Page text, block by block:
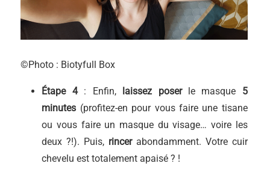
©Photo : Biotyfull Box
Étape 4 : Enfin, laissez poserle masque 5
minutes (profitez-en pour vous faire une tisane
ou vous faire un masque du visage… voire les
deux ?!). Puis, rincer abondamment. Votre cuir
chevelu est totalement apaisé ? !